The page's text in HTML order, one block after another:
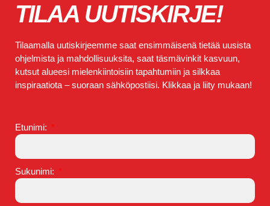
TILAA UUTISKIRJE!
Tilaamalla uutiskirjeemme saat ensimmäisenä tietää uusista
ohjelmista ja mahdollisuuksita, saat täsmävinkit kasvuun,
kutsut alueesi mielenkiintoisiin tapahtumiin ja silkkaa
inspiraatiota – suoraan sähköpostiisi. Klikkaa ja liity mukaan!
Etunimi:
Sukunimi: